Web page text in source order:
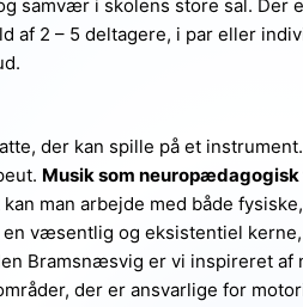
samvær i skolens store sal. Der
af 2 – 5 deltagere, i par eller
der kan spille på et
Musik som
man arbejde med både
væsentlig og eksistentiel
Bramsnæsvig er vi inspireret af
der er ansvarlige for